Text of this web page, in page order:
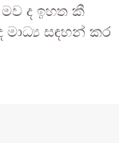
ද ඉහත කී
මාධ්‍ය සඳහන් කර